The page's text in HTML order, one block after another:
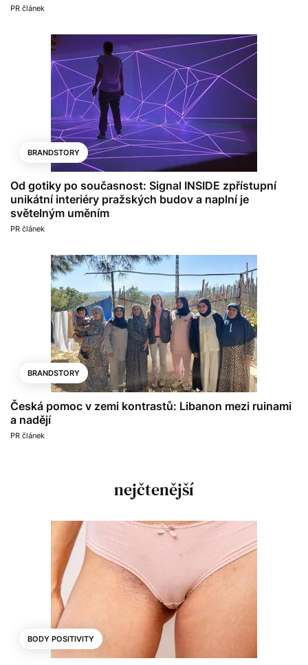
PR článek
BRANDSTORY
Od gotiky po současnost: Signal INSIDE zpřístupní
unikátní interiéry pražských budov a naplní je
světelným uměním
PR článek
BRANDSTORY
Česká pomoc v zemi kontrastů: Libanon mezi ruinami
a nadějí
PR článek
nejčtenější
BODY POSITIVITY